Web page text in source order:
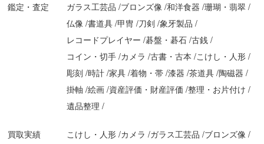
鑑定・査定 ガラス工芸品 ブロンズ像 和洋食器 珊瑚・翡翠
仏像 書道具 甲冑 刀剣 象牙製品
レコードプレイヤー 碁盤・碁石 古銭
コイン・切手 カメラ 古書・古本 こけし・人形
彫刻 時計 家具 着物・帯 漆器 茶道具 陶磁器
掛軸 絵画 資産評価・財産評価 整理・お片付け
遺品整理
買取実績 こけし・人形 カメラ ガラス工芸品 ブロンズ像